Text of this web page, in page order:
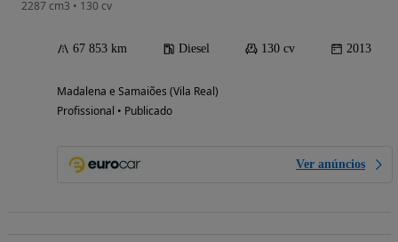
2287 cm3 • 130 cv
67 853 km Diesel 130 cv 2013
Madalena e Samaiões (Vila Real)
Profissional • Publicado
Ver anúncios